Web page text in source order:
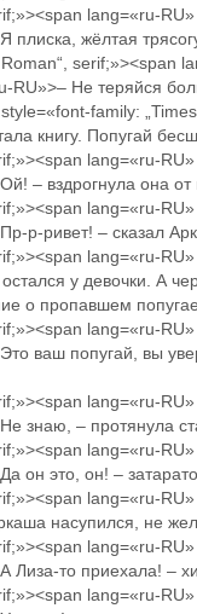
lang=«ru-
жёлтая
serif;»><span
Не теряйся
family:
книгу. Попугай
lang=«ru-
– вздрогнула она от
lang=«ru-
р-ривет! – сказал
lang=«ru-
у девочки. А
о пропавшем
lang=«ru-
ваш попугай, вы
lang=«ru-
знаю, – протянула
lang=«ru-
он это, он! –
lang=«ru-
насупился, не
lang=«ru-
то приехала! –
lang=«ru-